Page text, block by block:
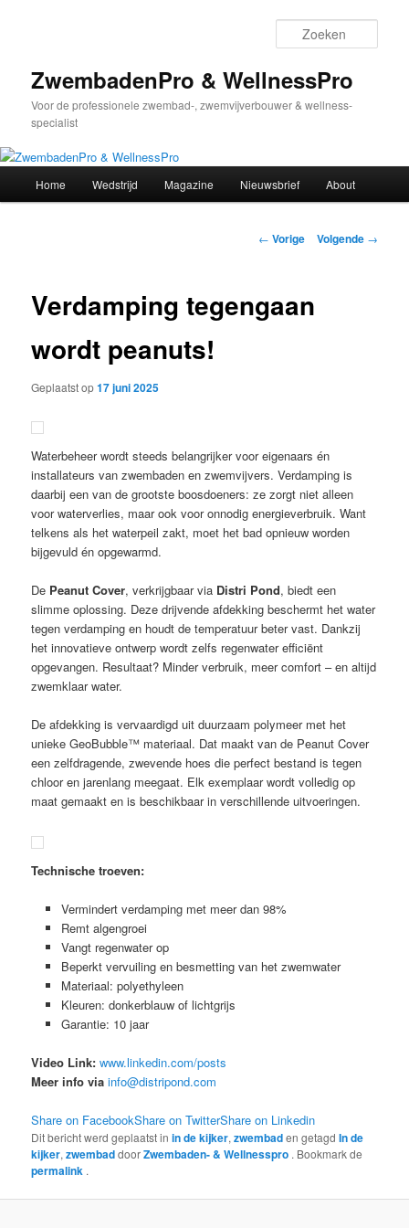
inhoudZwembadenPro & WellnessPro
Voor de professionele zwembad-, zwemvijverbouwer & wellness-
specialist
Home Wedstrijd Magazine Nieuwsbrief About
Bericht
← Vorige Volgende →
Verdamping tegengaan
wordt peanuts!
Geplaatst op17 juni 2025
Waterbeheer wordt steeds belangrijker voor eigenaars én
installateurs van zwembaden en zwemvijvers. Verdamping is
daarbij een van de grootste boosdoeners: ze zorgt niet alleen
voor waterverlies, maar ook voor onnodig energieverbruik. Want
telkens als het waterpeil zakt, moet het bad opnieuw worden
bijgevuld én opgewarmd.
De Peanut Cover, verkrijgbaar via Distri Pond, biedt een
slimme oplossing. Deze drijvende afdekking beschermt het water
tegen verdamping en houdt de temperatuur beter vast. Dankzij
het innovatieve ontwerp wordt zelfs regenwater efficiënt
opgevangen. Resultaat? Minder verbruik, meer comfort – en altijd
zwemklaar water.
De afdekking is vervaardigd uit duurzaam polymeer met het
unieke GeoBubble™ materiaal. Dat maakt van de Peanut Cover
een zelfdragende, zwevende hoes die perfect bestand is tegen
chloor en jarenlang meegaat. Elk exemplaar wordt volledig op
maat gemaakt en is beschikbaar in verschillende uitvoeringen.
Technische troeven:
Vermindert verdamping met meer dan 98%
Remt algengroei
Vangt regenwater op
Beperkt vervuiling en besmetting van het zwemwater
Materiaal: polyethyleen
Kleuren: donkerblauw of lichtgrijs
Garantie: 10 jaar
Video Link:www.linkedin.com/posts
Meer info via info@distripond.com
Share on FacebookShare on TwitterShare on Linkedin
Dit bericht werd geplaatst inin de kijker,zwembaden getagdIn de
kijker,zwembaddoorZwembaden- & Wellnesspro . Bookmark de
permalink .